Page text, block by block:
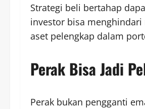
Strategi beli bertahap
investor bisa
aset pelengkap dalam
Perak Bisa Jadi
Perak bukan pengganti